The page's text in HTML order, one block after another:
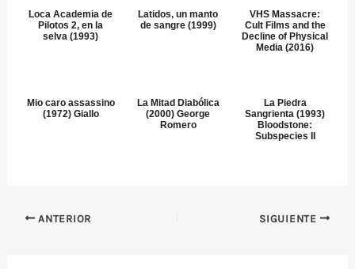
Loca Academia de
Pilotos 2, en la
selva (1993)
Latidos, un manto
de sangre (1999)
VHS Massacre:
Cult Films and the
Decline of Physical
Media (2016)
Mio caro assassino
(1972) Giallo
La Mitad Diabólica
(2000) George
Romero
La Piedra
Sangrienta (1993)
Bloodstone:
Subspecies II
ANTERIOR SIGUIENTE